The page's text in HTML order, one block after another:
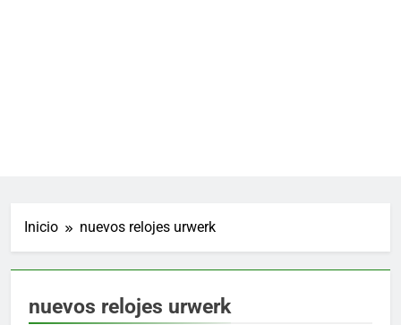
Inicio nuevos relojes urwerk
nuevos relojes urwerk